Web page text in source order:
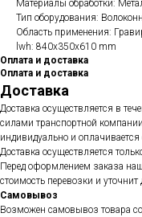
Материалы обработки:
Тип оборудования:
Область применения:
lwh: 840x350x610 mm
Оплата и доставка
Оплата и доставка
Доставка
Доставка осуществляется в
силами транспортной
индивидуально и
Доставка осуществляется
Перед оформлением заказа
стоимость перевозки и уточнит
Самовывоз
Возможен самовывоз товара со